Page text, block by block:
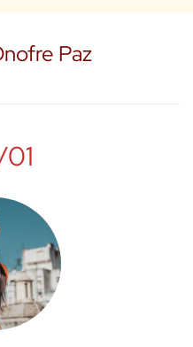
Paz